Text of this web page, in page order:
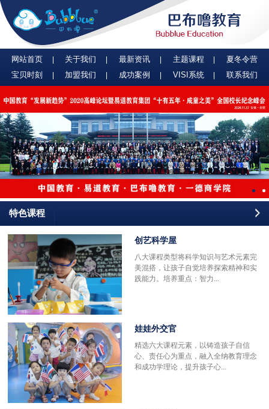
网站首页 关于我们 最新资讯 主题课程
夏冬令营
宝贝时刻
加盟我们 成功案例 VISI系统 联系我们
特色课程
创艺科学屋
八大课程类型将科学知识与艺术元素完
美混搭，让孩子自觉培养探索精神和实
践能力。培养重点：智力...
娃娃外交官
精选六大课程元素，以铸造孩子自信
心、责任心为重点，融入全纳教育理念
和成功学理论，提升孩子心...